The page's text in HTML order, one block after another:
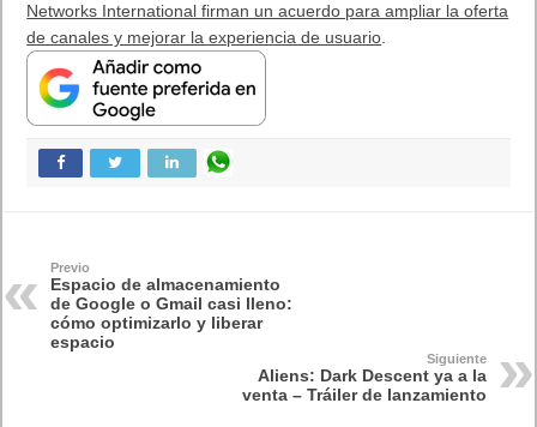
Networks International firman un acuerdo para ampliar la oferta
de canales y mejorar la experiencia de usuario.
Previo
Espacio de almacenamiento
de Google o Gmail casi lleno:
cómo optimizarlo y liberar
espacio
Siguiente
Aliens: Dark Descent ya a la
venta – Tráiler de lanzamiento